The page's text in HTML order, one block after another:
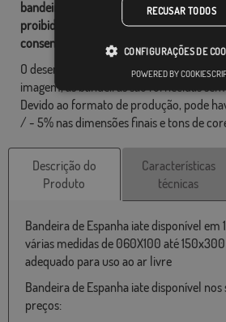
bandeiras são de propriedade de
proibido a sua reprodução, utilização e
consentimento expresso da empresa.
O desenho final pode diferir ligeiramente
imagem, as bandeiras são fornecidas
Devido ao formato de produção, pode
/ - 5% nas dimensões finais e tons de
Descrição do
Produto
Características
técnicas
Bandeira de Espanha iate disponível em
várias medidas de 060X100 até
adequado para uso ao ar livre
Bandeira de Espanha iate disponível
preços:
RECUSAR TODOS
CONFIGURAÇÕES DE
POWERED BY